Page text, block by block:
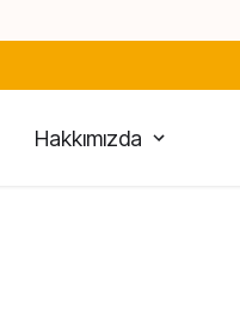
Hakkımızda